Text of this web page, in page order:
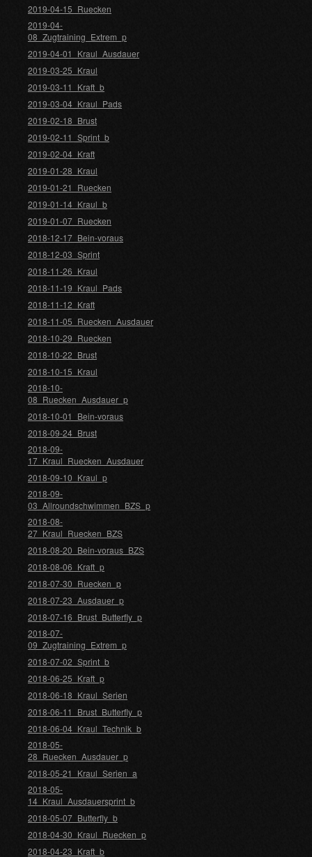
2019-04-15_Ruecken
2019-04-
08_Zugtraining_Extrem_p
2019-04-01_Kraul_Ausdauer
2019-03-25_Kraul
2019-03-11_Kraft_b
2019-03-04_Kraul_Pads
2019-02-18_Brust
2019-02-11_Sprint_b
2019-02-04_Kraft
2019-01-28_Kraul
2019-01-21_Ruecken
2019-01-14_Kraul_b
2019-01-07_Ruecken
2018-12-17_Bein-voraus
2018-12-03_Sprint
2018-11-26_Kraul
2018-11-19_Kraul_Pads
2018-11-12_Kraft
2018-11-05_Ruecken_Ausdauer
2018-10-29_Ruecken
2018-10-22_Brust
2018-10-15_Kraul
2018-10-
08_Ruecken_Ausdauer_p
2018-10-01_Bein-voraus
2018-09-24_Brust
2018-09-
17_Kraul_Ruecken_Ausdauer
2018-09-10_Kraul_p
2018-09-
03_Allroundschwimmen_BZS_p
2018-08-
27_Kraul_Ruecken_BZS
2018-08-20_Bein-voraus_BZS
2018-08-06_Kraft_p
2018-07-30_Ruecken_p
2018-07-23_Ausdauer_p
2018-07-16_Brust_Butterfly_p
2018-07-
09_Zugtraining_Extrem_p
2018-07-02_Sprint_b
2018-06-25_Kraft_p
2018-06-18_Kraul_Serien
2018-06-11_Brust_Butterfly_p
2018-06-04_Kraul_Technik_b
2018-05-
28_Ruecken_Ausdauer_p
2018-05-21_Kraul_Serien_a
2018-05-
14_Kraul_Ausdauersprint_b
2018-05-07_Butterfly_b
2018-04-30_Kraul_Ruecken_p
2018-04-23_Kraft_b